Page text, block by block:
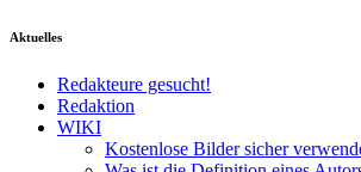
Aktuelles
Redakteure gesucht!
Redaktion
WIKI
Kostenlose Bilder sicher